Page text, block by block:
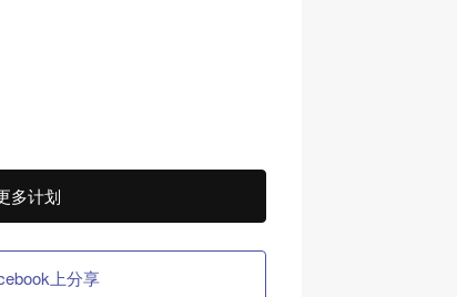
多计划
上分享